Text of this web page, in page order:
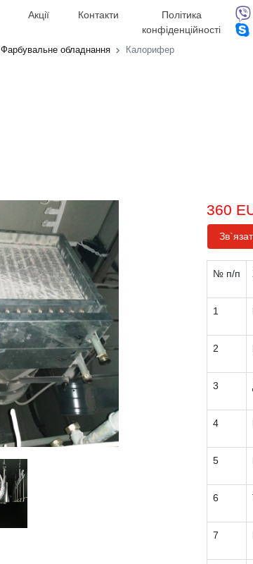
Акції Контакти
Політика
конфіденційності
Фарбувальне обладнання Калорифер
360
№ п/п
1
2
3
4
5
6
7